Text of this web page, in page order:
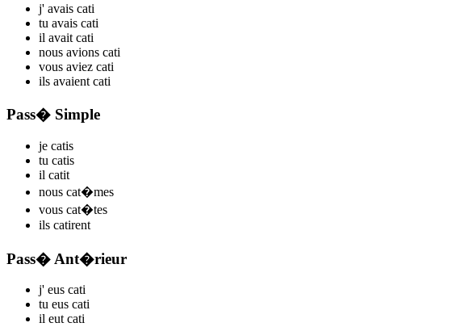
j' avais cati
tu avais cati
il avait cati
nous avions cati
vous aviez cati
ils avaient cati
Pass� Simple
je catis
tu catis
il catit
nous cat�mes
vous cat�tes
ils catirent
Pass� Ant�rieur
j' eus cati
tu eus cati
il eut cati